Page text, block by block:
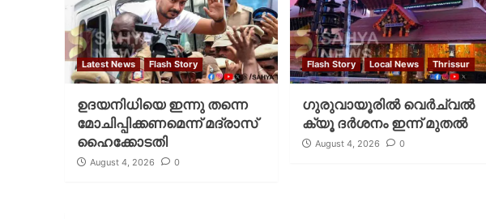
Latest News Flash Story
ഉദയനിധിയെ ഇന്നു തന്നെ
മോചിപ്പിക്കണമെന്ന് മദ്രാസ്
ഹൈക്കോടതി
August 4, 2026 0
Flash Story Local News Thrissur
ഗുരുവായൂരില്‍ വെര്‍ച്വല്‍
ക്യൂ ദര്‍ശനം ഇന്ന് മുതല്‍
August 4, 2026 0